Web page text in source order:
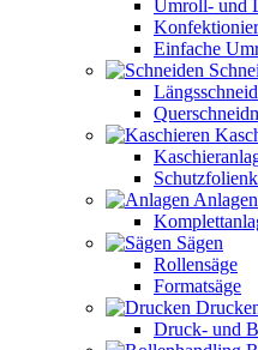
Umroll- und
Einfache
Anlagen
Sägen
Rollensäge
Formatsäge
Druck- und